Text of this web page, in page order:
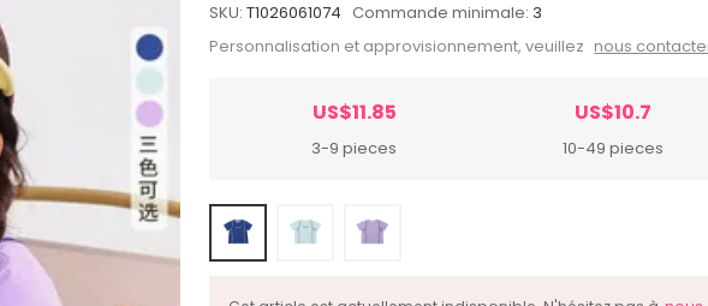
SKU: T1026061074 Commande minimale: 3
Personnalisation et approvisionnement, veuillez nous
US$11.85
3-9 pieces
US$10.7
10-49 pieces